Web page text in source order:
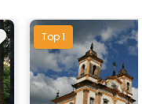
Top 1